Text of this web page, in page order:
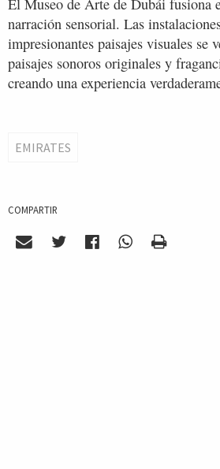
El Museo de Arte de Dubái fusiona
narración sensorial. Las
impresionantes paisajes visuales se
paisajes sonoros originales y
creando una experiencia
EMIRATES
COMPARTIR